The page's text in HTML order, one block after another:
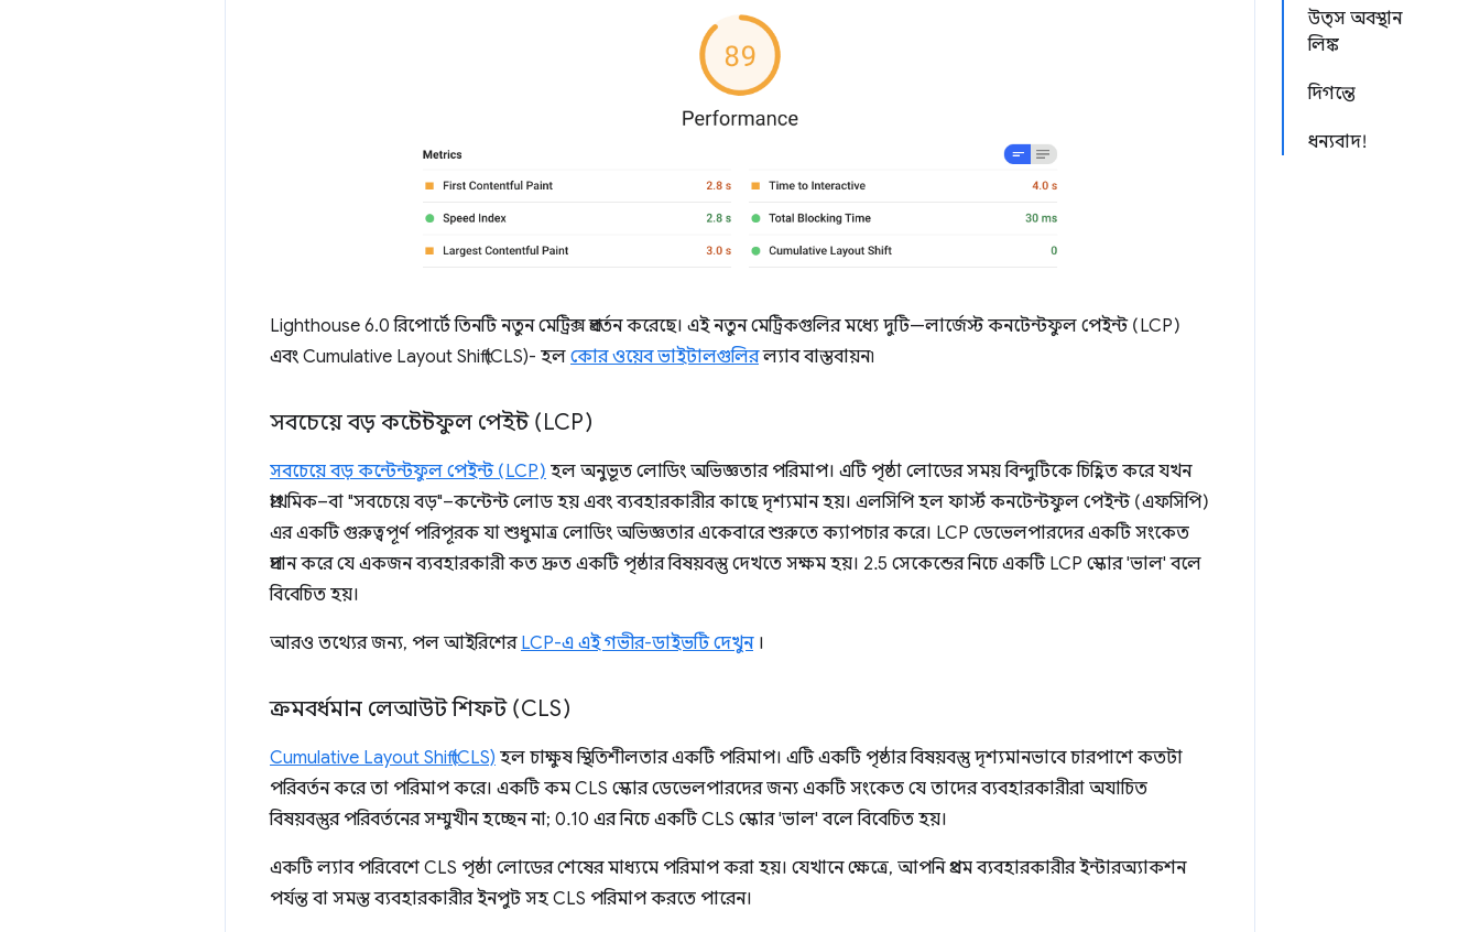
উত্স অবস্থান
লিঙ্ক
দিগন্তে
ধন্যবাদ!
Lighthouse 6.0 রিপোর্টে তিনটি নতুন মেট্রিক্স প্রবর্তন করেছে। এই নতুন মেট্রিকগুলির মধ্যে দুটি—লার্জেস্ট কনটেন্টফুল পেইন্ট (LCP)
এবং Cumulative Layout Shift (CLS)- হল কোর ওয়েব ভাইটালগুলিরল্যাব বাস্তবায়ন৷
সবচেয়ে বড় কন্টেন্টফুল পেইন্ট (LCP)
সবচেয়ে বড় কন্টেন্টফুল পেইন্ট (LCP) হল অনুভূত লোডিং অভিজ্ঞতার পরিমাপ। এটি পৃষ্ঠা লোডের সময় বিন্দুটিকে চিহ্নিত করে যখন
প্রাথমিক–বা "সবচেয়ে বড়"–কন্টেন্ট লোড হয় এবং ব্যবহারকারীর কাছে দৃশ্যমান হয়। এলসিপি হল ফার্স্ট কনটেন্টফুল পেইন্ট (এফসিপি)
এর একটি গুরুত্বপূর্ণ পরিপূরক যা শুধুমাত্র লোডিং অভিজ্ঞতার একেবারে শুরুতে ক্যাপচার করে। LCP ডেভেলপারদের একটি সংকেত
প্রদান করে যে একজন ব্যবহারকারী কত দ্রুত একটি পৃষ্ঠার বিষয়বস্তু দেখতে সক্ষম হয়। 2.5 সেকেন্ডের নিচে একটি LCP স্কোর 'ভাল' বলে
বিবেচিত হয়।
আরও তথ্যের জন্য, পল আইরিশের LCP-এ এই গভীর-ডাইভটি দেখুন।
ক্রমবর্ধমান লেআউট শিফট (CLS)
Cumulative Layout Shift (CLS) হল চাক্ষুষ স্থিতিশীলতার একটি পরিমাপ। এটি একটি পৃষ্ঠার বিষয়বস্তু দৃশ্যমানভাবে চারপাশে কতটা
পরিবর্তন করে তা পরিমাপ করে। একটি কম CLS স্কোর ডেভেলপারদের জন্য একটি সংকেত যে তাদের ব্যবহারকারীরা অযাচিত
বিষয়বস্তুর পরিবর্তনের সম্মুখীন হচ্ছেন না; 0.10 এর নিচে একটি CLS স্কোর 'ভাল' বলে বিবেচিত হয়।
একটি ল্যাব পরিবেশে CLS পৃষ্ঠা লোডের শেষের মাধ্যমে পরিমাপ করা হয়। যেখানে ক্ষেত্রে, আপনি প্রথম ব্যবহারকারীর ইন্টারঅ্যাকশন
পর্যন্ত বা সমস্ত ব্যবহারকারীর ইনপুট সহ CLS পরিমাপ করতে পারেন।